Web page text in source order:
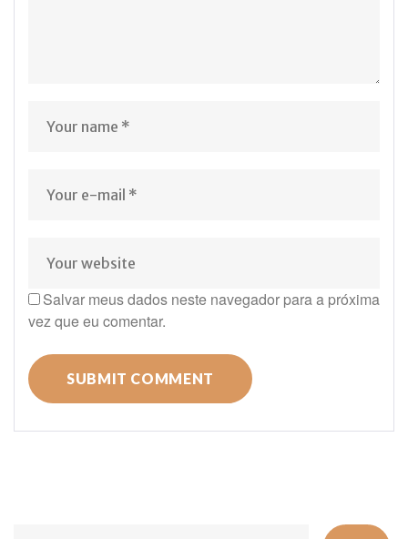
Salvar meus dados neste navegador para a próxima
vez que eu comentar.